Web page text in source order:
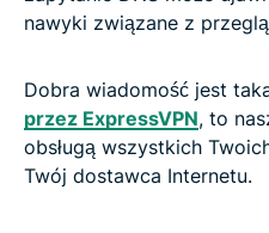
nawyki związane z
Dobra wiadomość jest
przez ExpressVPN, to
obsługą wszystkich
Twój dostawca Internetu.